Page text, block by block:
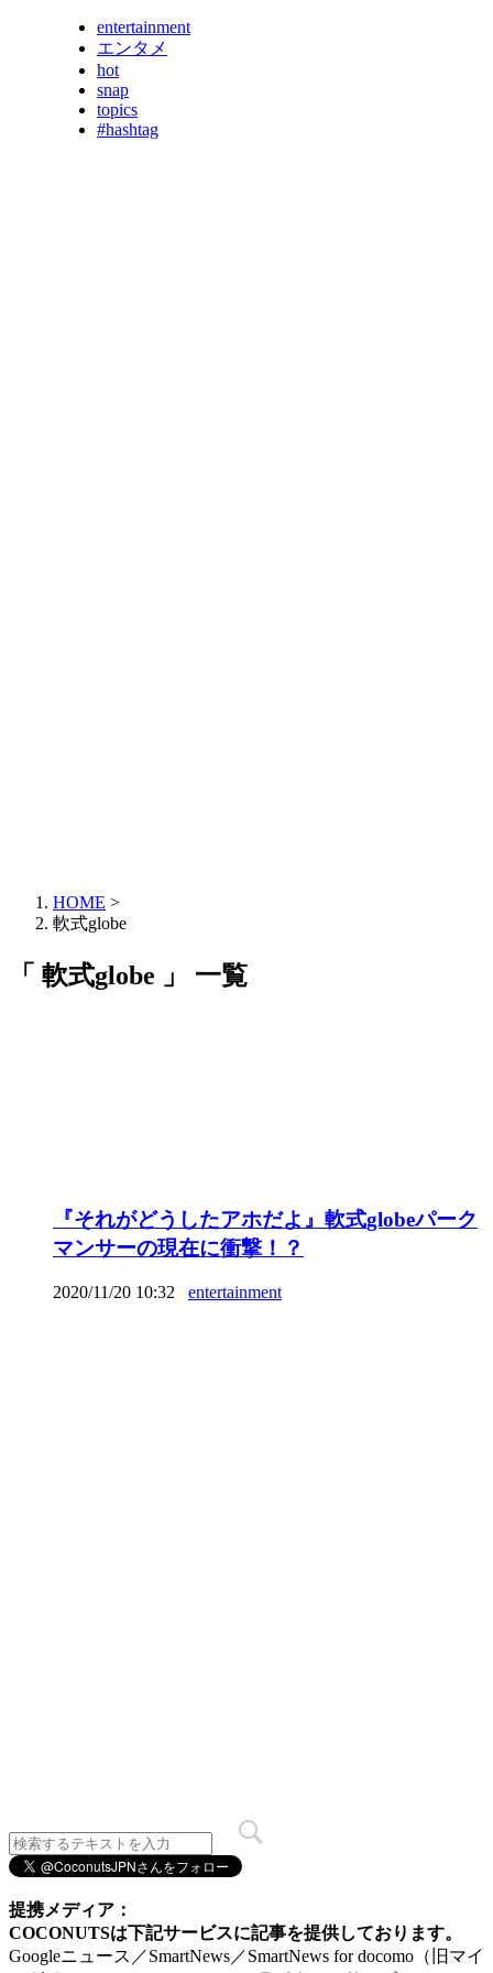
entertainment
エンタメ
hot
snap
topics
#hashtag
HOME >
軟式globe
「 軟式globe 」 一覧
『それがどうしたアホだよ』軟式globeパーク
マンサーの現在に衝撃！？
2020/11/20 10:32 entertainment
提携メディア：
COCONUTSは下記サービスに記事を提供しております。
Googleニュース／SmartNews／SmartNews for docomo（旧マイ